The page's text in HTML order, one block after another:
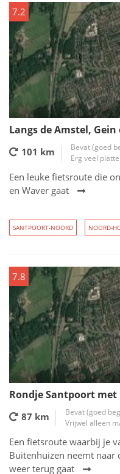
7.2
Langs de Amstel, Gein
101 km
Bevat (goed
Erg veel
Een leuke fietsroute die
en Waver gaat
SANTPOORT-NOORD NOORD-
7.8
Rondje Santpoort
87 km
Bevat (goed
Vrijwel alleen
Een fietsroute waarbij je
Buitenhuizen neemt naar
weer terug gaat